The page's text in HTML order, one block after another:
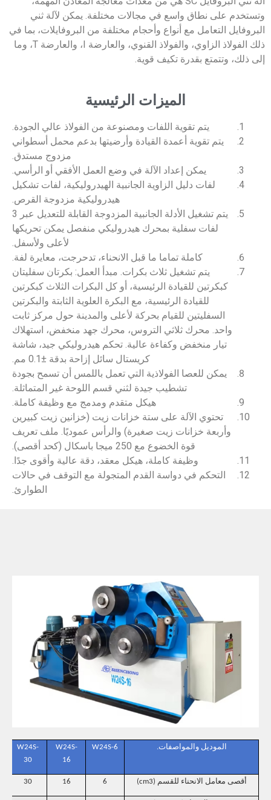
وتستخدم على نطاق واسع في مجالات مختلفة. يمكن لآلة ثني
البروفايل التعامل مع أنواع وأحجام مختلفة من البروفايلات، بما في
ذلك الفولاذ الزاوي، والفولاذ القنوي، والعارضة I، والعارضة T، وما
إلى ذلك، وتتمتع بقدرة تكيف قوية.
الميزات الرئيسية
يتم تقوية اللفات ومصنوعة من الفولاذ عالي الجودة.
يتم تقوية أعمدة القيادة وأرضيتها بدعم محمل أسطواني
مزدوج مستدق.
يمكن إعداد الآلة في وضع العمل الأفقي أو الرأسي.
لفات دليل الزاوية الجانبية الهيدروليكية، لفات تشكيل
هيدروليكية مزدوجة القرص.
يتم تشغيل الأدلة الجانبية المزدوجة القابلة للتعديل عبر 3
لفات سفلية بمحرك هيدروليكي منفصل يمكن تحريكها
لأعلى ولأسفل.
كاملة تماما ما قبل الانحناء، تدحرجت، معايرة لفة.
يتم تشغيل ثلاث بكرات. مبدأ العمل: بكرتان سفليتان
كبكرتين للقيادة الرئيسية، أو كل البكرات الثلاث كبكرتين
للقيادة الرئيسية، مع البكرة العلوية الثابتة والبكرتين
السفليتين للقيام بحركة لأعلى والمدينة حول مركز ثابت
واحد. محرك ثلاثي التروس، محرك جهد منخفض، استهلاك
تيار منخفض وكفاءة عالية. تحكم هيدروليكي جيد، شاشة
كريستال سائل إزاحة بدقة ±0.1 مم.
يمكن للعصا الفولاذية التي تعمل باللمس أن تسمح بجودة
تشطيب جيدة لثني قسم اللوحة غير المتماثلة.
هيكل متقدم ومدمج مع وظيفة كاملة.
تحتوي الآلة على ستة خزانات زيت (خزانين زيت كبيرين
وأربعة خزانات زيت صغيرة) والرأس عموديًا. ملف تعريف
قوة الخضوع مع 250 ميجا باسكال (كحد أقصى).
وظيفة كاملة، هيكل معقد، دقة عالية وأقوى جدًا.
التحكم في دواسة القدم المتجولة مع التوقف في حالات
الطوارئ.
الموديل والمواصفات. W24S-6
W24S-
16
W24S-
30
أقصى معامل الانحناء للقسم (cm3) 6
16
30